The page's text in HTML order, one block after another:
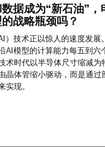
据成为“新石油”，
战略瓶颈吗？
）技术正以惊人的速度发展
AI模型的计算能力每五到六
术时代以半导体尺寸缩减为
晶体管缩小驱动，而是通过
实现。